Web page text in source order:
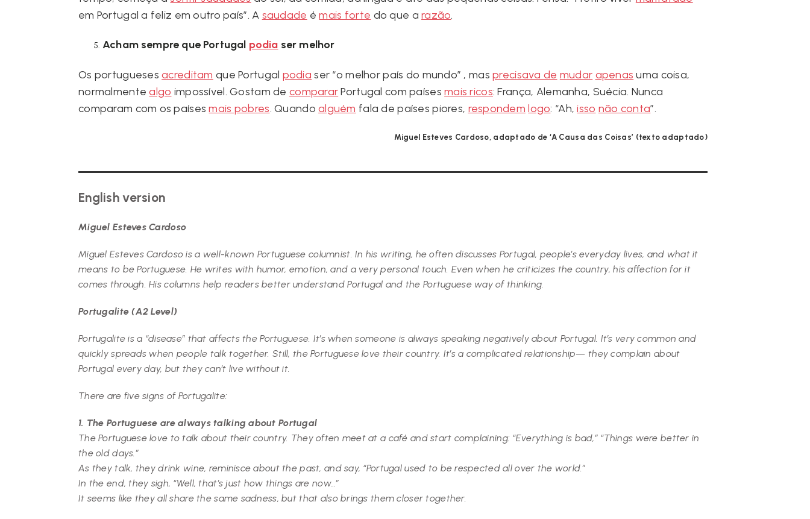
em Portugal a feliz em outro país”. A saudade émais forte do que arazão.
Acham sempre que Portugal podia ser melhor
Os portuguesesacreditam que Portugal podia ser “o melhor país do mundo” , masprecisava de mudar apenas uma coisa,
normalmentealgo impossível. Gostam de compararPortugal com paísesmais ricos: França, Alemanha, Suécia. Nunca
comparam com os paísesmais pobres. Quandoalguém fala de países piores, respondem logo: “Ah,isso não conta”.
Miguel Esteves Cardoso, adaptado de ‘A Causa das Coisas’ (texto adaptado)
English version
Miguel Esteves Cardoso
Miguel Esteves Cardoso is a well-known Portuguese columnist. In his writing, he often discusses Portugal, people’s everyday lives, and what it
means to be Portuguese. He writes with humor, emotion, and a very personal touch. Even when he criticizes the country, his affection for it
comes through. His columns help readers better understand Portugal and the Portuguese way of thinking.
Portugalite (A2 Level)
Portugalite is a “disease” that affects the Portuguese. It’s when someone is always speaking negatively about Portugal. It’s very common and
quickly spreads when people talk together. Still, the Portuguese love their country. It’s a complicated relationship— they complain about
Portugal every day, but they can’t live without it.
There are five signs of Portugalite:
1. The Portuguese are always talking about Portugal
The Portuguese love to talk about their country. They often meet at a café and start complaining: “Everything is bad,” “Things were better in
the old days.”
As they talk, they drink wine, reminisce about the past, and say, “Portugal used to be respected all over the world.”
In the end, they sigh, “Well, that’s just how things are now…”
It seems like they all share the same sadness, but that also brings them closer together.